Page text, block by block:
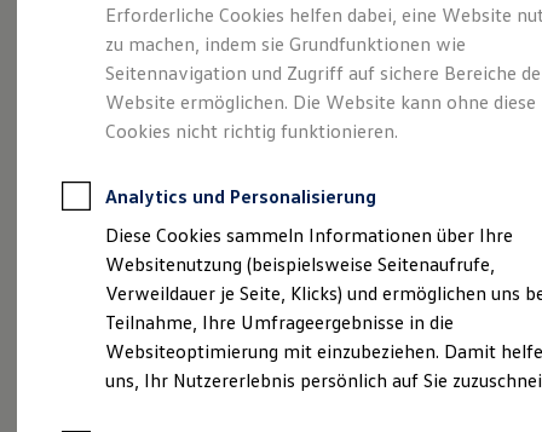
Leasing
Leasing-Angebote
Gebrauchtwagen Leasing
Junge Gebrauchtwagen-Leasing
Elektroauto Leasing
Kleinwagen-Leasing
Leasing ohne Anzahlung
Autokredit mit Schlussrate
Versicherungen und Garantien
Kfz-Versicherung
Restschuldversicherungen
Garantien
Wartungsverträge
Geschäftskunden
Professional Class bei Volkswagen
Großkunden
Behörden
So geht neu.
Entdecken Sie jetzt
den neuen ID.3 Neo!
Erforderliche Cookies helfen dabei, eine Website
zu machen, indem sie Grundfunktionen wie
Seitennavigation und Zugriff auf sichere Bereiche
Website ermöglichen. Die Website kann ohne diese
Cookies nicht richtig funktionieren.
Analytics und Personalisierung
Diese Cookies sammeln Informationen über Ihre
Websitenutzung (beispielsweise Seitenaufrufe,
Verweildauer je Seite, Klicks) und ermöglichen uns
Teilnahme, Ihre Umfrageergebnisse in die
Websiteoptimierung mit einzubeziehen. Damit
uns, Ihr Nutzererlebnis persönlich auf Sie